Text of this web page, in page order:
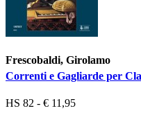
Frescobaldi, Girolamo
Correnti e Gagliarde per
HS 82 - € 11,95